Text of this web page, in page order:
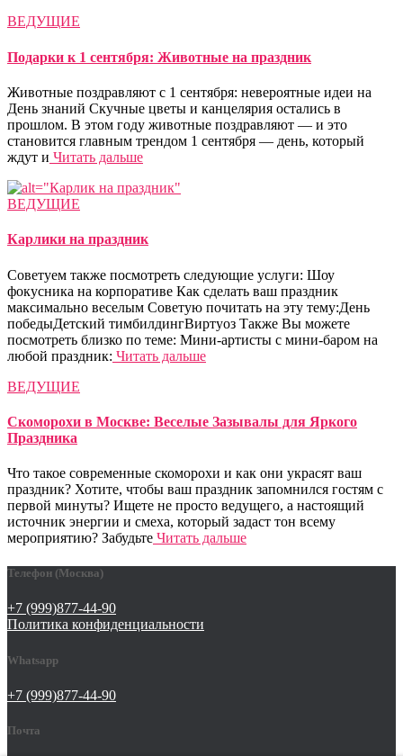
ВЕДУЩИЕ
Подарки к 1 сентября: Животные на праздник
Животные поздравляют с 1 сентября: невероятные идеи на
День знаний Скучные цветы и канцелярия остались в
прошлом. В этом году животные поздравляют — и это
становится главным трендом 1 сентября — день, который
ждут и Читать дальше
ВЕДУЩИЕ
Карлики на праздник
Советуем также посмотреть следующие услуги: Шоу
фокусника на корпоративе Как сделать ваш праздник
максимально веселым Советую почитать на эту тему:День
победыДетский тимбилдингВиртуоз Также Вы можете
посмотреть близко по теме: Мини-артисты с мини-баром на
любой праздник: Читать дальше
ВЕДУЩИЕ
Скоморохи в Москве: Веселые Зазывалы для Яркого
Праздника
Что такое современные скоморохи и как они украсят ваш
праздник? Хотите, чтобы ваш праздник запомнился гостям с
первой минуты? Ищете не просто ведущего, а настоящий
источник энергии и смеха, который задаст тон всему
мероприятию? Забудьте Читать дальше
Телефон (Москва)
+7 (999)877-44-90
Политика конфиденциальности
Whatsapp
+7 (999)877-44-90
Почта